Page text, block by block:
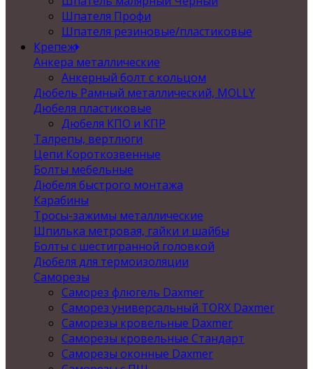
Шпателя Профи
Шпателя резиновые/пластиковые
Крепеж
Анкера металлические
Анкерный болт с кольцом
Дюбель Рамный металлический, MOLLY
Дюбеля пластиковые
Дюбеля КПО и КПР
Талрепы, вертлюги
Цепи Короткозвенные
Болты мебельные
Дюбеля быстрого монтажа
Карабины
Тросы-зажимы металлические
Шпилька метровая, гайки и шайбы
Болты с шестигранной головкой
Дюбеля для термоизоляции
Саморезы
Саморез флюгель Daxmer
Саморез универсальный TORX Daxmer
Саморезы кровельные Daxmer
Саморезы кровельные Стандарт
Саморезы оконные Daxmer